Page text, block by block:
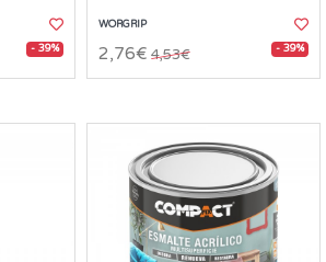
- 39%
WORGRIP
2,76€ 4,53€ - 39%